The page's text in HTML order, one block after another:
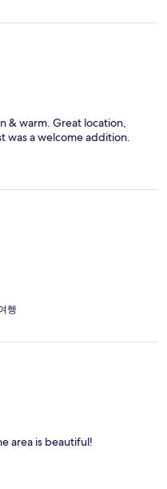
& warm. Great location,
was a welcome addition.
행
area is beautiful!